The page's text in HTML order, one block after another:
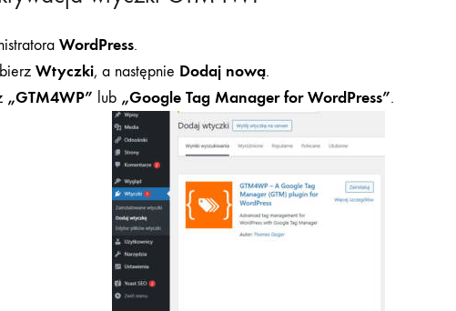
WordPress.
Wtyczki, a następnie Dodaj nową.
„GTM4WP” lub „Google Tag Manager for WordPress”.